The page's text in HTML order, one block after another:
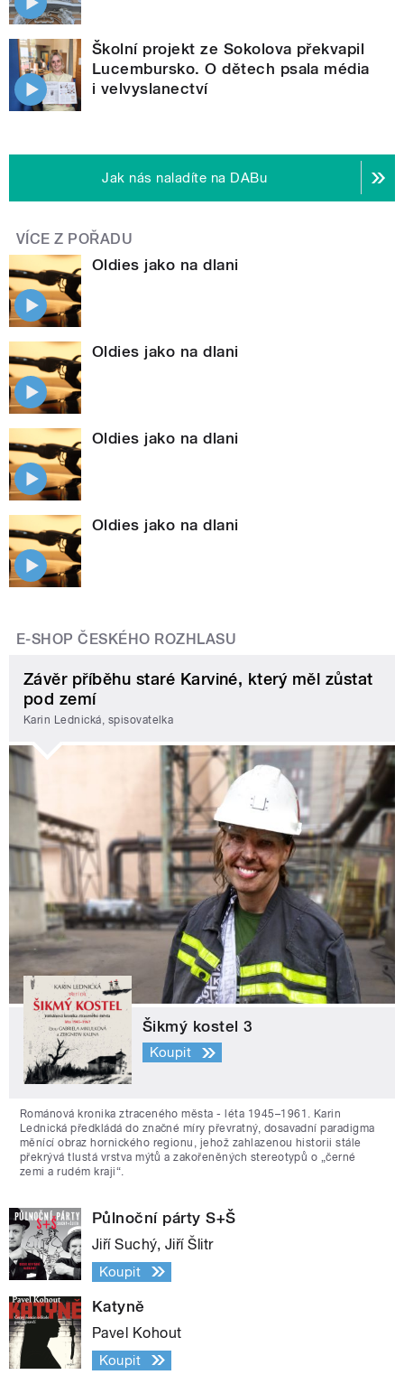
Školní projekt ze Sokolova překvapil
Lucembursko. O dětech psala média
i velvyslanectví
Jak nás naladíte na DABu
VÍCE Z POŘADU
Oldies jako na dlani
Oldies jako na dlani
Oldies jako na dlani
Oldies jako na dlani
E-SHOP ČESKÉHO ROZHLASU
Závěr příběhu staré Karviné, který měl zůstat
pod zemí
Karin Lednická, spisovatelka
Šikmý kostel 3
Koupit
Románová kronika ztraceného města - léta 1945–1961. Karin
Lednická předkládá do značné míry převratný, dosavadní paradigma
měnící obraz hornického regionu, jehož zahlazenou historii stále
překrývá tlustá vrstva mýtů a zakořeněných stereotypů o „černé
zemi a rudém kraji“.
Půlnoční párty S+Š
Jiří Suchý, Jiří Šlitr
Koupit
Katyně
Pavel Kohout
Koupit